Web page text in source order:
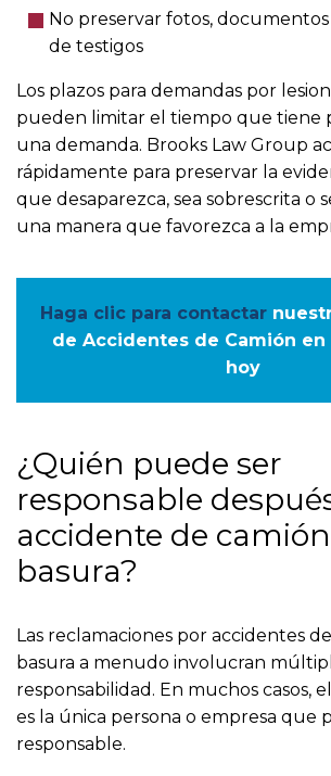
No preservar fotos,
de testigos
Los plazos para demandas por
pueden limitar el tiempo que tiene
una demanda. Brooks Law Group
rápidamente para preservar la
que desaparezca, sea sobrescrita o
una manera que favorezca a la
Haga clic para contactar
de Accidentes de Camión
hoy
¿Quién puede ser
responsable
accidente de
basura?
Las reclamaciones por accidentes
basura a menudo involucran
responsabilidad. En muchos casos,
es la única persona o empresa que
responsable.